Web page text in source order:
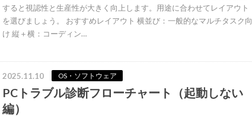
すると視認性と生産性が大きく向上します。用途に合わせてレイアウト
を選びましょう。 おすすめレイアウト 横並び：一般的なマルチタスク向
け 縦＋横：コーディン…
2025.11.10 OS・ソフトウェア
PCトラブル診断フローチャート（起動しない
編）